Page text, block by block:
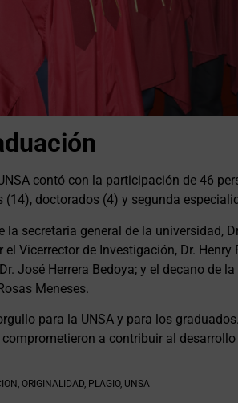
contó con la participación de 46
doctorados (4) y segunda
secretaria general de la universidad,
Vicerrector de Investigación, Dr. Henry
José Herrera Bedoya; y el decano de
Meneses.
para la UNSA y para los
a contribuir al
ORIGINALIDAD PLAGIO, UNSA